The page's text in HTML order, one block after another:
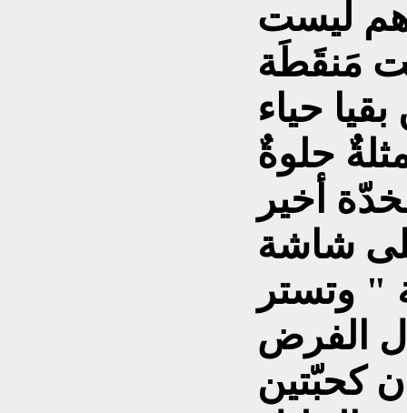
ليست
مَنقَطَة
حلوةٌ
أخير
شاشة
" وتستر
الفرض
كحبّتين